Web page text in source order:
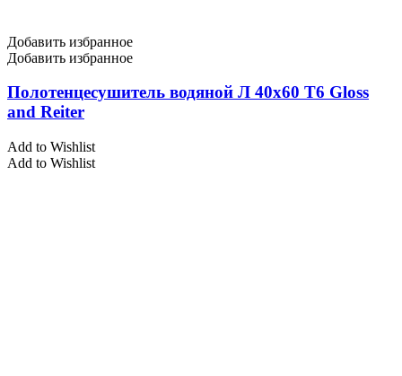
Добавить избранное
Добавить избранное
Полотенцесушитель водяной Л 40х60 Т6 Gloss
and Reiter
Add to Wishlist
Add to Wishlist